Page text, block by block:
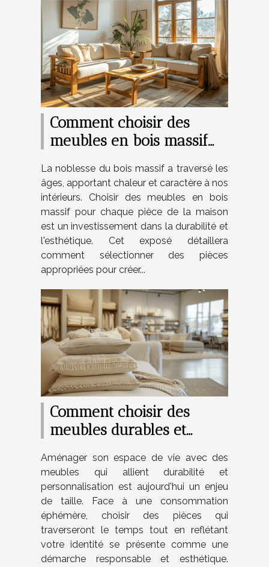
Comment choisir des
meubles en bois massif
maison
La noblesse du bois massif a traversé les
âges, apportant chaleur et caractère à nos
intérieurs. Choisir des meubles en bois
massif pour chaque pièce de la maison
est un investissement dans la durabilité et
l'esthétique. Cet exposé détaillera
comment sélectionner des pièces
appropriées pour créer...
Comment choisir des
meubles durables et
votre maison
Aménager son espace de vie avec des
meubles qui allient durabilité et
personnalisation est aujourd'hui un enjeu
de taille. Face à une consommation
éphémère, choisir des pièces qui
traverseront le temps tout en reflétant
votre identité se présente comme une
démarche responsable et esthétique.